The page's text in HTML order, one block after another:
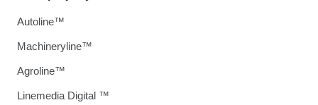
Autoline™
Machineryline™
Agroline™
Linemedia Digital ™